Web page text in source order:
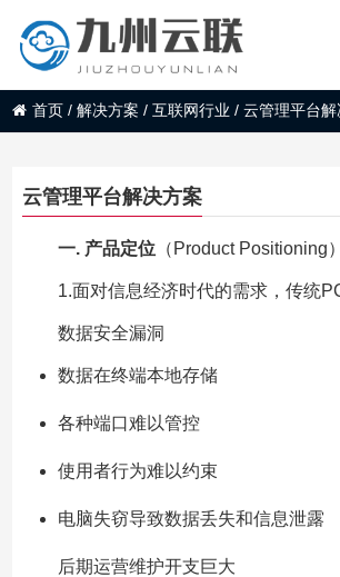
首页 /解决方案 /互联网行业 /云管理平台解
云管理平台解决方案
一. 产品定位（Product Positioning）
1.面对信息经济时代的需求，传统
数据安全漏洞
数据在终端本地存储
各种端口难以管控
使用者行为难以约束
电脑失窃导致数据丢失和信息泄露
后期运营维护开支巨大